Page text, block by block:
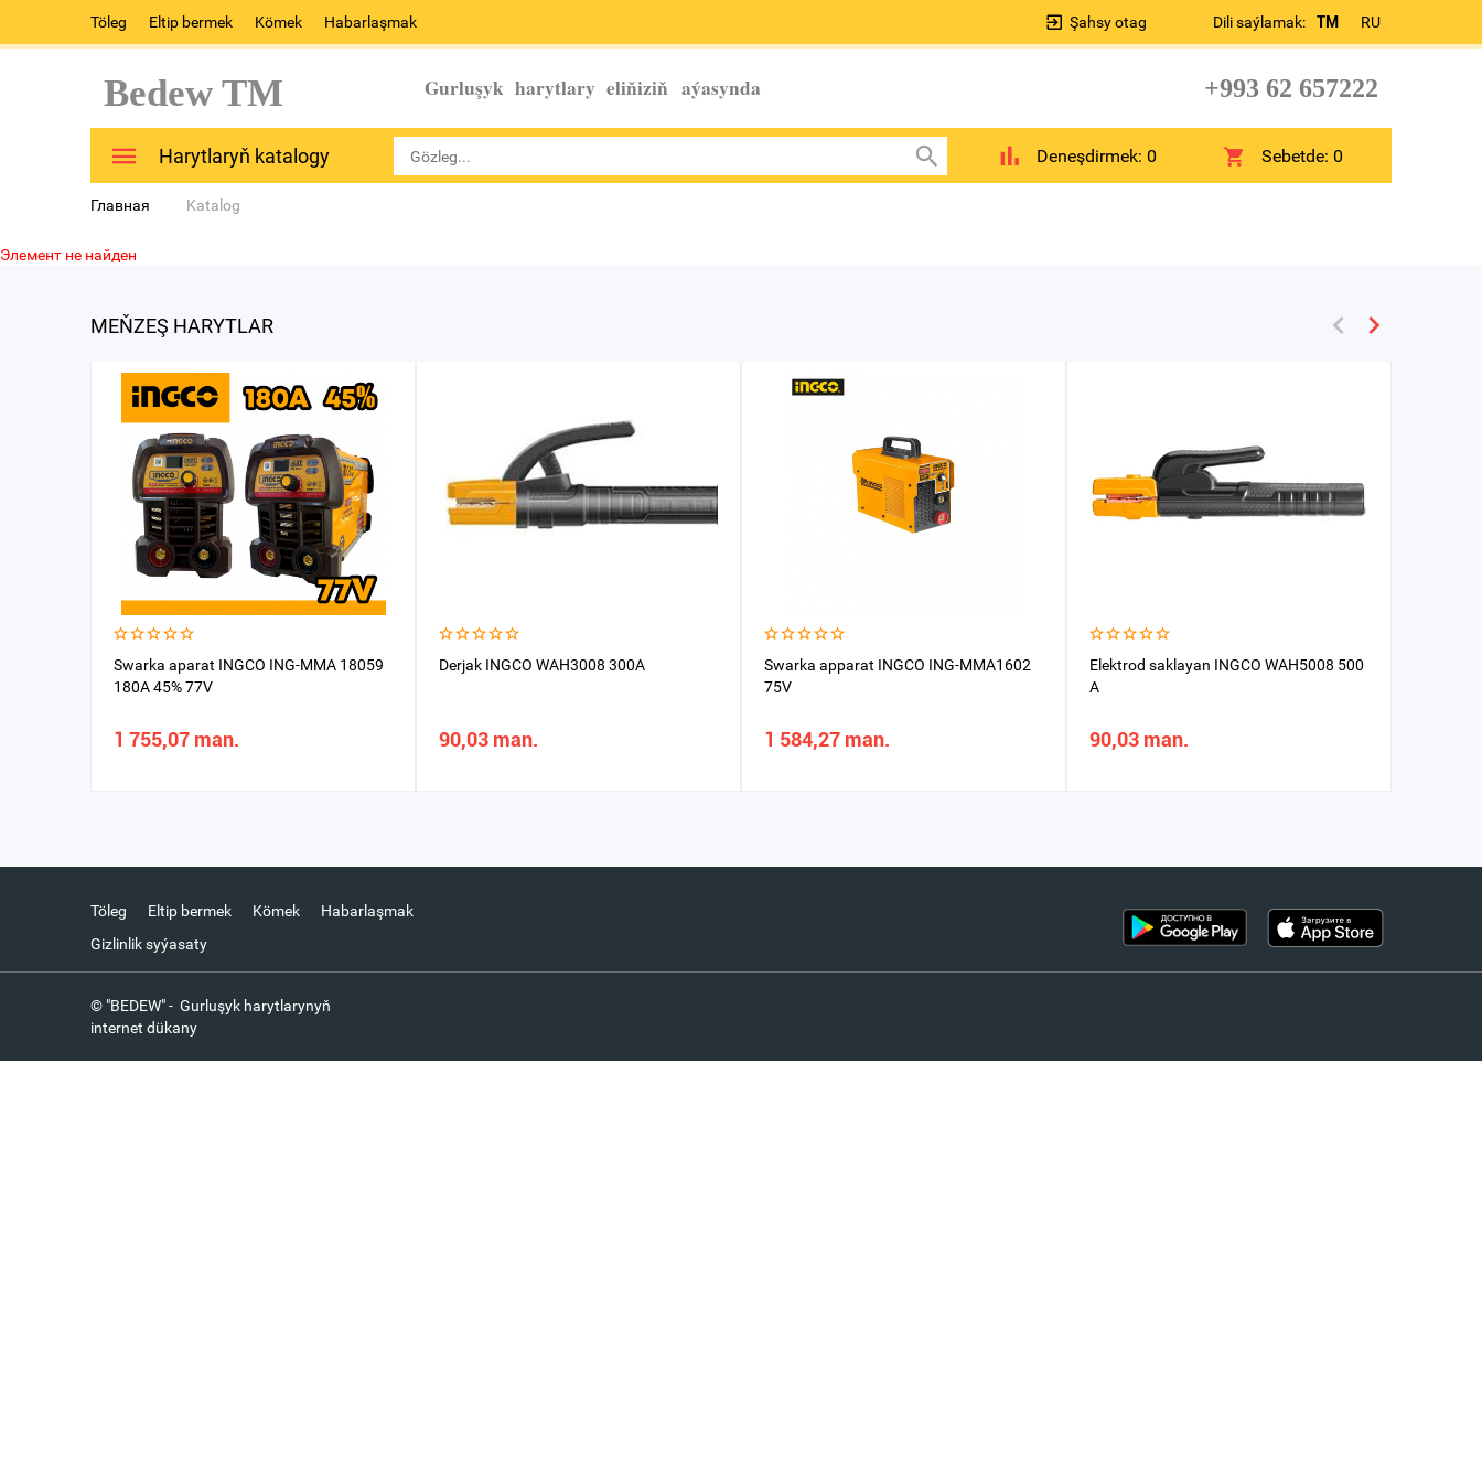
Töleg Eltip bermek Kömek Habarlaşmak Dili saýlamak: TM RU
Şahsy otag
Bedew TM Gurluşyk harytlary eliňiziň aýasynda +993 62 657222
Harytlaryň katalogy Deneşdirmek: 0 Sebetde:0
Главная Katalog
Элемент не найден
MEŇZEŞ HARYTLAR
Swarka aparat INGCO ING-MMA 18059
180A 45% 77V
1 755,07 man.
Derjak INGCO WAH3008 300А
90,03 man.
Swarka apparat INGCO ING-MMA1602
75V
1 584,27 man.
Elektrod saklayan INGCO WAH5008 500
A
90,03 man.
Töleg Eltip bermek Kömek
Habarlaşmak
Gizlinlik syýasaty
© "BEDEW" - Gurluşyk harytlarynyň
internet dükany